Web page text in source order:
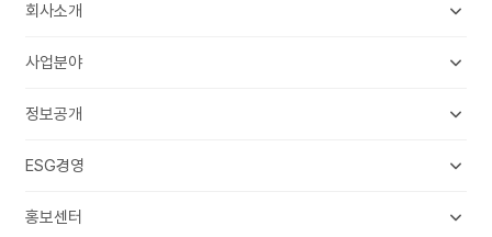
회사소개
KEPCO 소개
전국 본부 · 사업소
투자정보
사업분야
송배전사업
에너지신사업
해외사업
정보공개
정보공개제도
공공데이터제공
ESG경영
한전의 ESG
홍보센터